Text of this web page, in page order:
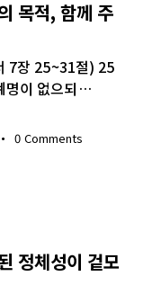
목적, 함께 주
7장 25~31절) 25
명이 없으되…
0 Comments
정체성이 겉모